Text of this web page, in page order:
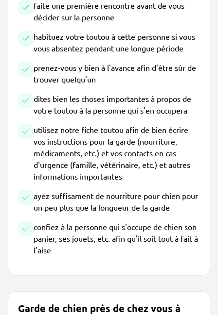
faite une première rencontre avant de vous
décider sur la personne
habituez votre toutou à cette personne si vous
vous absentez pendant une longue période
prenez-vous y bien à l'avance afin d'être sûr de
trouver quelqu'un
dites bien les choses importantes à propos de
votre toutou à la personne qui s'en occupera
utilisez notre fiche toutou afin de bien écrire
vos instructions pour la garde (nourriture,
médicaments, etc.) et vos contacts en cas
d'urgence (famille, vétérinaire, etc.) et autres
informations importantes
ayez suffisament de nourriture pour chien pour
un peu plus que la longueur de la garde
confiez à la personne qui s'occupe de chien son
panier, ses jouets, etc. afin qu'il soit tout à fait à
l'aise
Garde de chien près de chez vous à